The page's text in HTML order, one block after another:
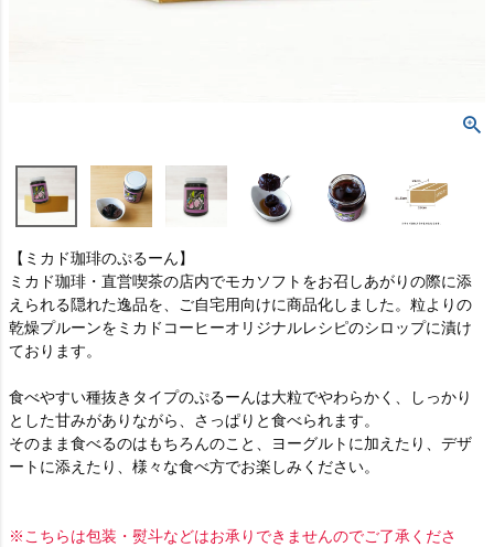
【ミカド珈琲のぷるーん】
ミカド珈琲・直営喫茶の店内でモカソフトをお召しあがりの際に添
えられる隠れた逸品を、ご自宅用向けに商品化しました。粒よりの
乾燥プルーンをミカドコーヒーオリジナルレシピのシロップに漬け
ております。
食べやすい種抜きタイプのぷるーんは大粒でやわらかく、しっかり
とした甘みがありながら、さっぱりと食べられます。
そのまま食べるのはもちろんのこと、ヨーグルトに加えたり、デザ
ートに添えたり、様々な食べ方でお楽しみください。
※こちらは包装・熨斗などはお承りできませんのでご了承くださ